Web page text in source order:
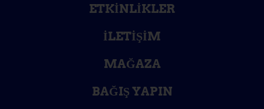
ETKINLIKLER
İLETIŞIM
MAĞAZA
BAĞIŞ YAPIN